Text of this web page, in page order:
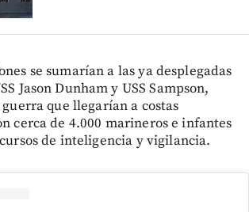
se sumarían a las ya desplegadas
Jason Dunham y USS Sampson,
que llegarían a costas
cerca de 4.000 marineros e infantes
de inteligencia y vigilancia.